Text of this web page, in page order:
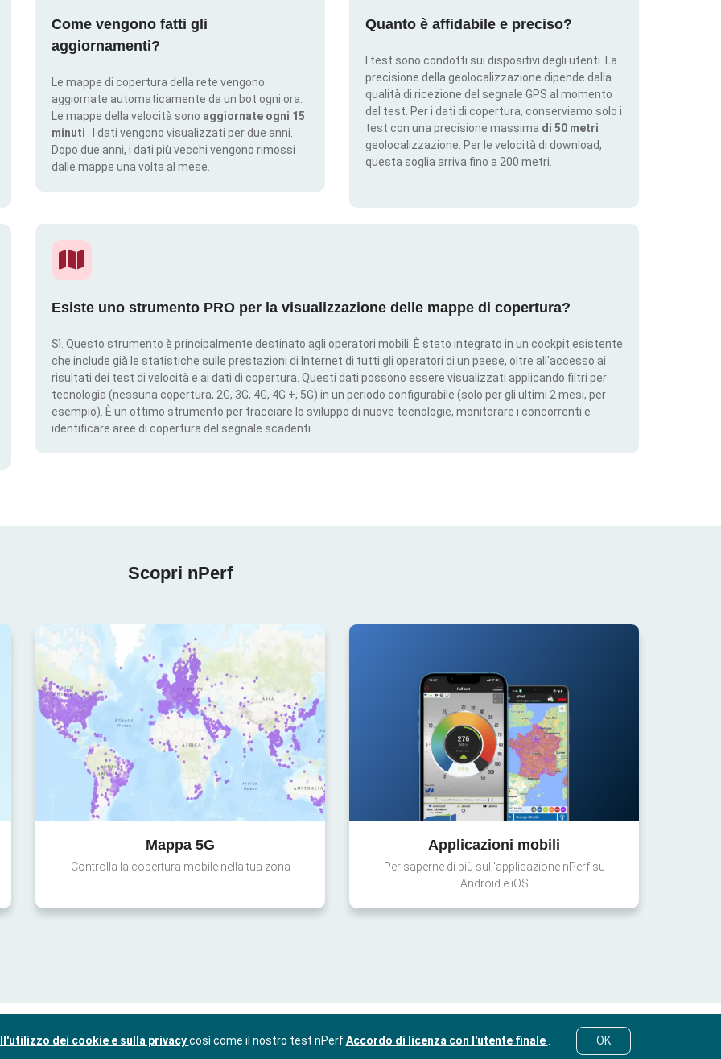
Come vengono fatti gli
aggiornamenti?
Le mappe di copertura della rete vengono
aggiornate automaticamente da un bot ogni ora.
Le mappe della velocità sono aggiornate ogni 15
minuti
. I dati vengono visualizzati per due anni.
Dopo due anni, i dati più vecchi vengono rimossi
dalle mappe una volta al mese.
Quanto è affidabile e preciso?
I test sono condotti sui dispositivi degli utenti. La
precisione della geolocalizzazione dipende dalla
qualità di ricezione del segnale GPS al momento
del test. Per i dati di copertura, conserviamo solo i
test con una precisione massima di 50 metri
geolocalizzazione. Per le velocità di download,
questa soglia arriva fino a 200 metri.
Esiste uno strumento PRO per la visualizzazione delle mappe di copertura?
Sì. Questo strumento è principalmente destinato agli operatori mobili. È stato integrato in un cockpit esistente
che include già le statistiche sulle prestazioni di Internet di tutti gli operatori di un paese, oltre all'accesso ai
risultati dei test di velocità e ai dati di copertura. Questi dati possono essere visualizzati applicando filtri per
tecnologia (nessuna copertura, 2G, 3G, 4G, 4G +, 5G) in un periodo configurabile (solo per gli ultimi 2 mesi, per
esempio). È un ottimo strumento per tracciare lo sviluppo di nuove tecnologie, monitorare i concorrenti e
identificare aree di copertura del segnale scadenti.
Scopri nPerf
Mappa 5G
Controlla la copertura mobile nella tua zona
Applicazioni mobili
Per saperne di più sull'applicazione nPerf su
Android e iOS
dei cookie e sulla privacycosì come il nostro test nPerfAccordo di licenza con l'utente finale OK